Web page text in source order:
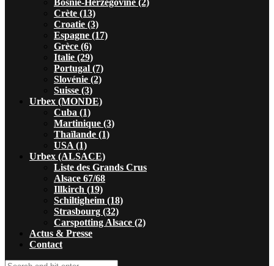
Bosnie-Herzégovine (2)
Crète (13)
Croatie (3)
Espagne (17)
Grèce (6)
Italie (29)
Portugal (7)
Slovénie (2)
Suisse (3)
Urbex (MONDE)
Cuba (1)
Martinique (3)
Thaïlande (1)
USA (1)
Urbex (ALSACE)
Liste des Grands Crus
Alsace 67/68
Illkirch (19)
Schiltigheim (18)
Strasbourg (32)
Carspotting Alsace (2)
Actus & Presse
Contact